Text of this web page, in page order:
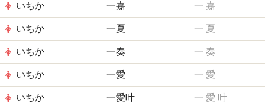
いちか 一嘉 一 嘉
いちか 一夏 一 夏
いちか 一奏 一 奏
いちか 一愛 一 愛
いちか 一愛叶 一 愛 叶